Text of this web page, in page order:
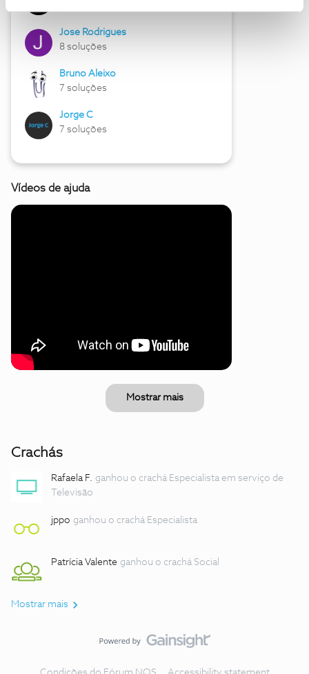
Jose Rodrigues
8 soluções
Bruno Aleixo
7 soluções
Jorge C
7 soluções
Vídeos de ajuda
Mostrar mais
Crachás
Rafaela F. ganhou o crachá Especialista em serviço de
Televisão
jppo ganhou o crachá Especialista
Patrícia Valente ganhou o crachá Social
Mostrar mais